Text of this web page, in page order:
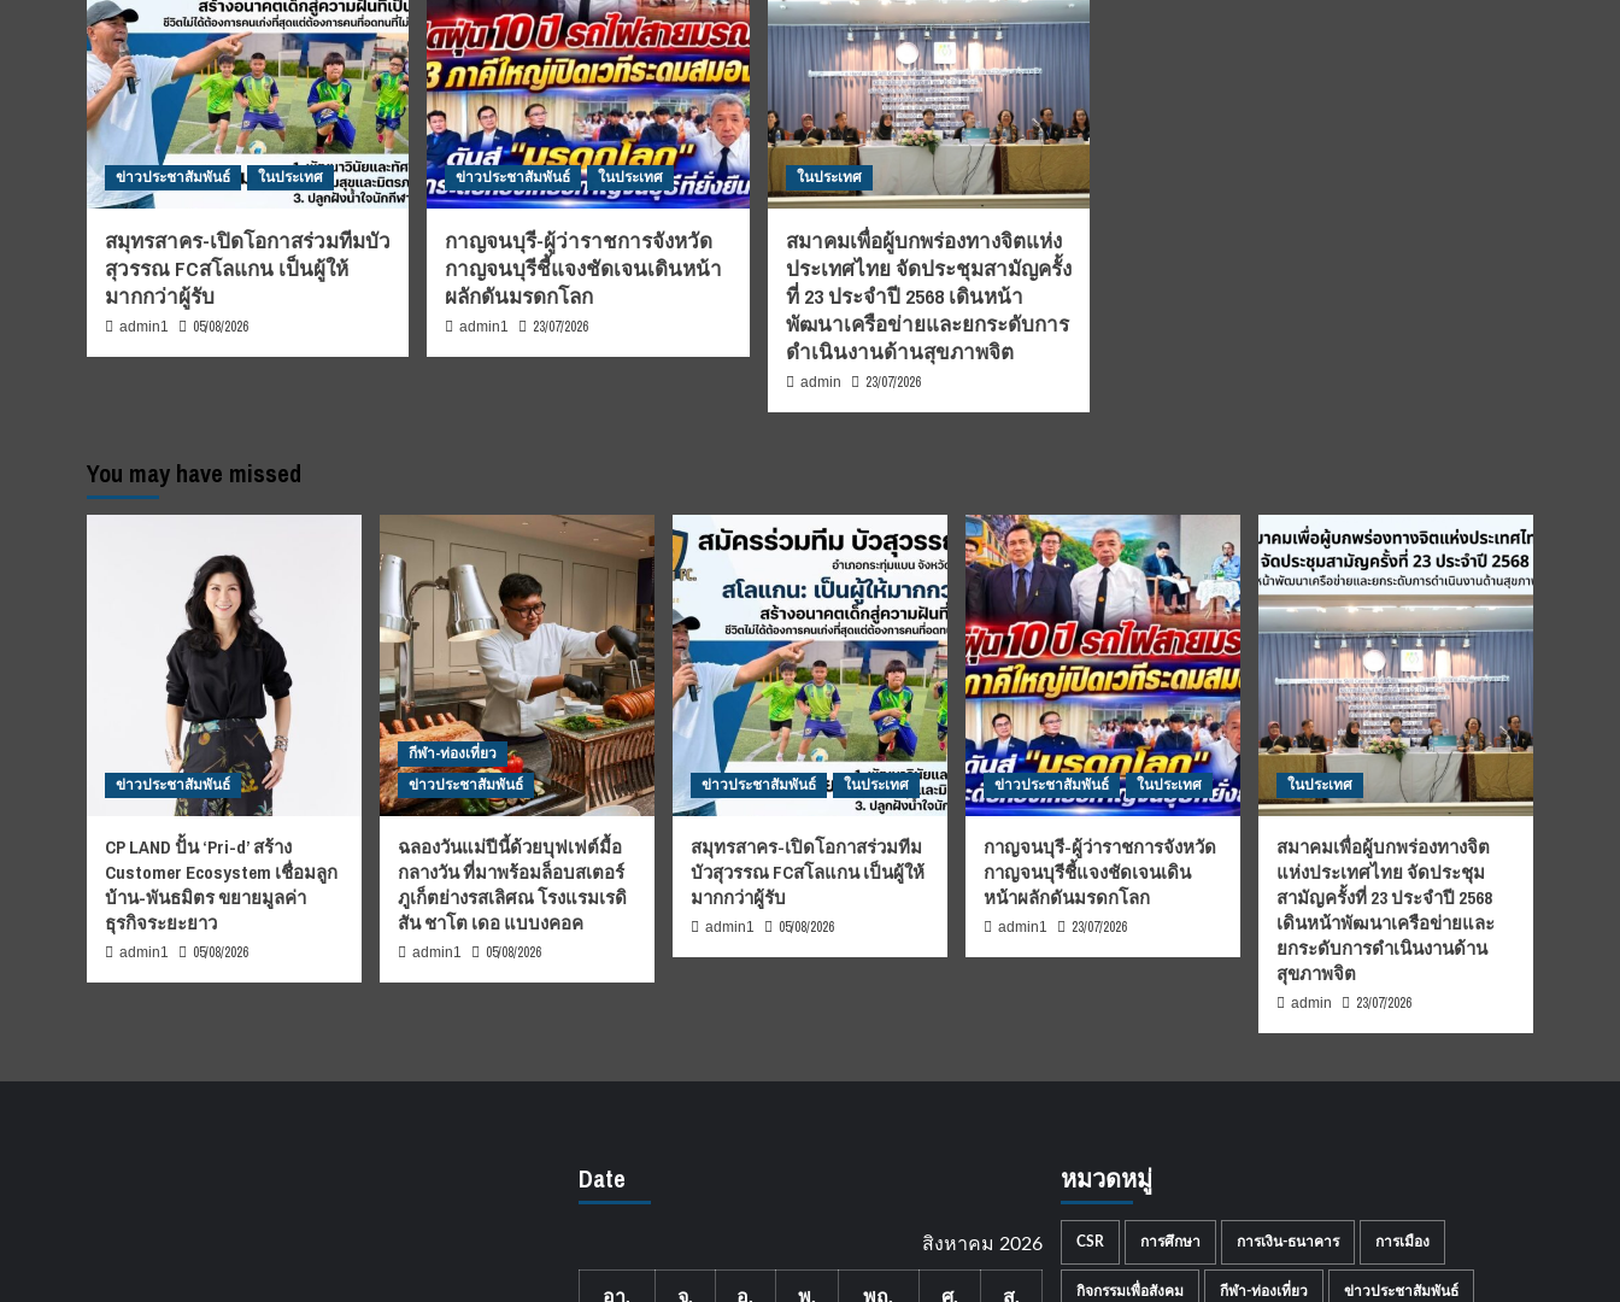
ข่าวประชาสัมพันธ์ ในประเทศ
สมุทรสาคร-เปิดโอกาสร่วมทีมบัว
สุวรรณ FCสโลแกน เป็นผู้ให้
มากกว่าผู้รับ
admin1 05/08/2026
ข่าวประชาสัมพันธ์ ในประเทศ
กาญจนบุรี-ผู้ว่าราชการจังหวัด
กาญจนบุรีชี้แจงชัดเจนเดินหน้า
ผลักดันมรดกโลก
admin1 23/07/2026
ในประเทศ
สมาคมเพื่อผู้บกพร่องทางจิตแห่ง
ประเทศไทย จัดประชุมสามัญครั้ง
ที่ 23 ประจำปี 2568 เดินหน้า
พัฒนาเครือข่ายและยกระดับการ
ดำเนินงานด้านสุขภาพจิต
admin 23/07/2026
You may have missed
ข่าวประชาสัมพันธ์
CP LAND ปั้น ‘Pri-d’ สร้าง
Customer Ecosystem เชื่อมลูก
บ้าน-พันธมิตร ขยายมูลค่า
ธุรกิจระยะยาว
admin1 05/08/2026
กีฬา-ท่องเที่ยว
ข่าวประชาสัมพันธ์
ฉลองวันแม่ปีนี้ด้วยบุฟเฟต์มื้อ
กลางวัน ที่มาพร้อมล็อบสเตอร์
ภูเก็ตย่างรสเลิศณ โรงแรมเรดิ
สัน ชาโต เดอ แบบงคอค
admin1 05/08/2026
ข่าวประชาสัมพันธ์ ในประเทศ
สมุทรสาคร-เปิดโอกาสร่วมทีม
บัวสุวรรณ FCสโลแกน เป็นผู้ให้
มากกว่าผู้รับ
admin1 05/08/2026
ข่าวประชาสัมพันธ์ ในประเทศ
กาญจนบุรี-ผู้ว่าราชการจังหวัด
กาญจนบุรีชี้แจงชัดเจนเดิน
หน้าผลักดันมรดกโลก
admin1 23/07/2026
ในประเทศ
สมาคมเพื่อผู้บกพร่องทางจิต
แห่งประเทศไทย จัดประชุม
สามัญครั้งที่ 23 ประจำปี 2568
เดินหน้าพัฒนาเครือข่ายและ
ยกระดับการดำเนินงานด้าน
สุขภาพจิต
admin 23/07/2026
Date
สิงหาคม 2026
อา. จ. อ. พ. พฤ. ศ. ส.
หมวดหมู่
CSR การศึกษา การเงิน-ธนาคาร การเมือง
กิจกรรมเพื่อสังคม กีฬา-ท่องเที่ยว ข่าวประชาสัมพันธ์